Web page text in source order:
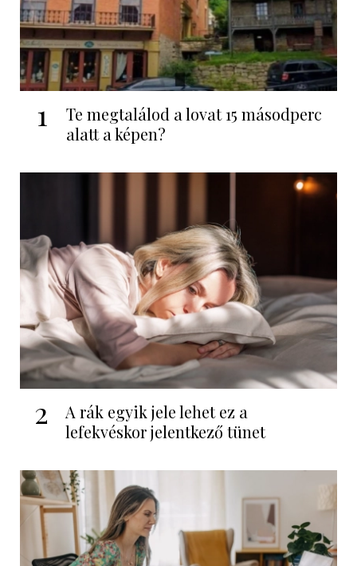
1
Te megtalálod a lovat 15 másodperc
alatt a képen?
2
A rák egyik jele lehet ez a
lefekvéskor jelentkező tünet